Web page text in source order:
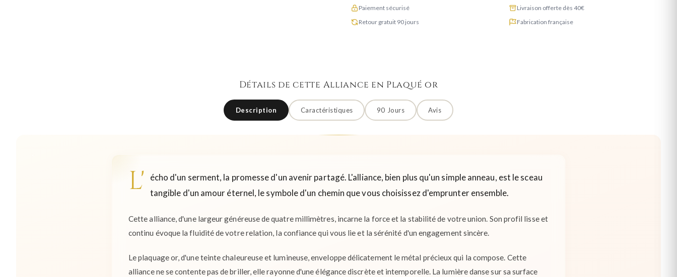
Paiement sécurisé
Livraison offerte dès 40€
Retour gratuit 90 jours
Fabrication française
Détails de cette Alliance en Plaqué or
Description Caractéristiques 90 Jours Avis
L'
écho d'un serment, la promesse d'un avenir partagé. L'alliance, bien plus qu'un simple anneau, est le sceau
tangible d'un amour éternel, le symbole d'un chemin que vous choisissez d'emprunter ensemble.
Cette alliance, d'une largeur généreuse de quatre millimètres, incarne la force et la stabilité de votre union. Son profil lisse et
continu évoque la fluidité de votre relation, la confiance qui vous lie et la sérénité d'un engagement sincère.
Le plaquage or, d'une teinte chaleureuse et lumineuse, enveloppe délicatement le métal précieux qui la compose. Cette
alliance ne se contente pas de briller, elle rayonne d'une élégance discrète et intemporelle. La lumière danse sur sa surface